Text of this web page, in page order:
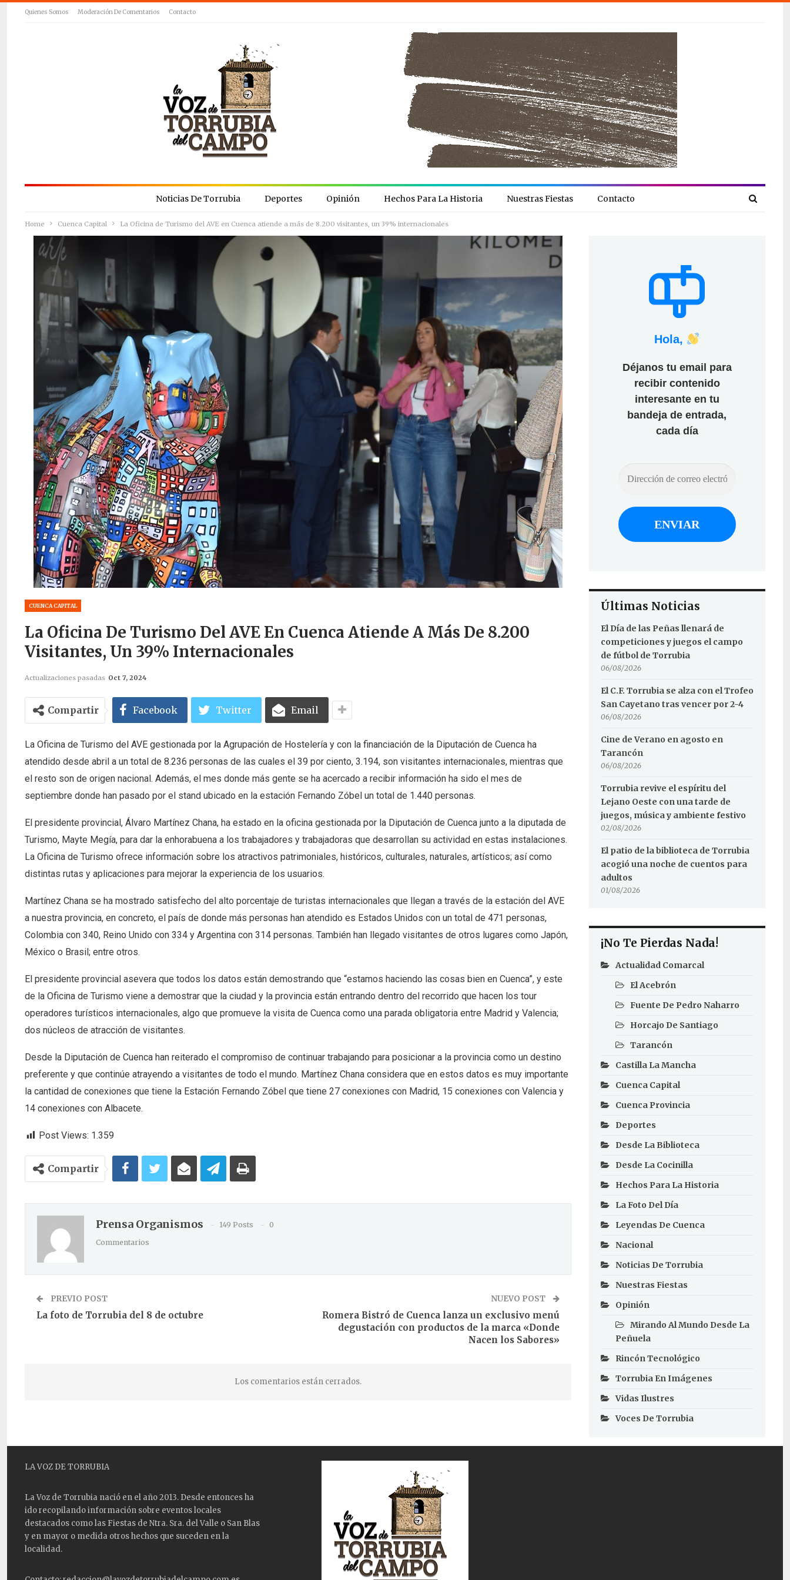
Quienes Somos Moderación De Comentarios Contacto
Noticias De Torrubia Deportes Opinión Hechos Para La Historia Nuestras Fiestas Contacto
Home Cuenca Capital La Oficina de Turismo del AVE en Cuenca atiende a más de 8.200 visitantes, un 39% internacionales
CUENCA CAPITAL
La Oficina De Turismo Del AVE En Cuenca Atiende A Más De 8.200
Visitantes, Un 39% Internacionales
Actualizaciones pasadas Oct 7, 2024
Compartir Facebook Twitter Email
La Oficina de Turismo del AVE gestionada por la Agrupación de Hostelería y con la financiación de la Diputación de Cuenca ha
atendido desde abril a un total de 8.236 personas de las cuales el 39 por ciento, 3.194, son visitantes internacionales, mientras que
el resto son de origen nacional. Además, el mes donde más gente se ha acercado a recibir información ha sido el mes de
septiembre donde han pasado por el stand ubicado en la estación Fernando Zóbel un total de 1.440 personas.
El presidente provincial, Álvaro Martínez Chana, ha estado en la oficina gestionada por la Diputación de Cuenca junto a la diputada de
Turismo, Mayte Megía, para dar la enhorabuena a los trabajadores y trabajadoras que desarrollan su actividad en estas instalaciones.
La Oficina de Turismo ofrece información sobre los atractivos patrimoniales, históricos, culturales, naturales, artísticos; así como
distintas rutas y aplicaciones para mejorar la experiencia de los usuarios.
Martínez Chana se ha mostrado satisfecho del alto porcentaje de turistas internacionales que llegan a través de la estación del AVE
a nuestra provincia, en concreto, el país de donde más personas han atendido es Estados Unidos con un total de 471 personas,
Colombia con 340, Reino Unido con 334 y Argentina con 314 personas. También han llegado visitantes de otros lugares como Japón,
México o Brasil; entre otros.
El presidente provincial asevera que todos los datos están demostrando que “estamos haciendo las cosas bien en Cuenca”, y este
de la Oficina de Turismo viene a demostrar que la ciudad y la provincia están entrando dentro del recorrido que hacen los tour
operadores turísticos internacionales, algo que promueve la visita de Cuenca como una parada obligatoria entre Madrid y Valencia;
dos núcleos de atracción de visitantes.
Desde la Diputación de Cuenca han reiterado el compromiso de continuar trabajando para posicionar a la provincia como un destino
preferente y que continúe atrayendo a visitantes de todo el mundo. Martínez Chana considera que en estos datos es muy importante
la cantidad de conexiones que tiene la Estación Fernando Zóbel que tiene 27 conexiones con Madrid, 15 conexiones con Valencia y
14 conexiones con Albacete.
Post Views: 1.359
Compartir
Prensa Organismos 149 Posts
0
Commentarios
PREVIO POST
La foto de Torrubia del 8 de octubre
NUEVO POST
Romera Bistró de Cuenca lanza un exclusivo menú
degustación con productos de la marca «Donde
Nacen los Sabores»
Los comentarios están cerrados.
Hola,
Déjanos tu email para
recibir contenido
interesante en tu
bandeja de entrada,
cada día
Últimas Noticias
El Día de las Peñas llenará de
competiciones y juegos el campo
de fútbol de Torrubia
06/08/2026
El C.F. Torrubia se alza con el Trofeo
San Cayetano tras vencer por 2-4
06/08/2026
Cine de Verano en agosto en
Tarancón
06/08/2026
Torrubia revive el espíritu del
Lejano Oeste con una tarde de
juegos, música y ambiente festivo
02/08/2026
El patio de la biblioteca de Torrubia
acogió una noche de cuentos para
adultos
01/08/2026
¡No Te Pierdas Nada!
Actualidad Comarcal
El Acebrón
Fuente De Pedro Naharro
Horcajo De Santiago
Tarancón
Castilla La Mancha
Cuenca Capital
Cuenca Provincia
Deportes
Desde La Biblioteca
Desde La Cocinilla
Hechos Para La Historia
La Foto Del Día
Leyendas De Cuenca
Nacional
Noticias De Torrubia
Nuestras Fiestas
Opinión
Mirando Al Mundo Desde La
Peñuela
Rincón Tecnológico
Torrubia En Imágenes
Vidas Ilustres
Voces De Torrubia
LA VOZ DE TORRUBIA
La Voz de Torrubia nació en el año 2013. Desde entonces ha
ido recopilando información sobre eventos locales
destacados como las Fiestas de Ntra. Sra. del Valle o San Blas
y en mayor o medida otros hechos que suceden en la
localidad.